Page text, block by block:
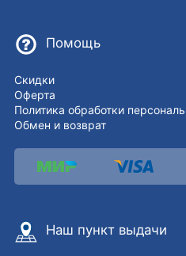
Помощь
Скидки
Оферта
Политика обработки
Обмен и возврат
Наш пункт выдачи